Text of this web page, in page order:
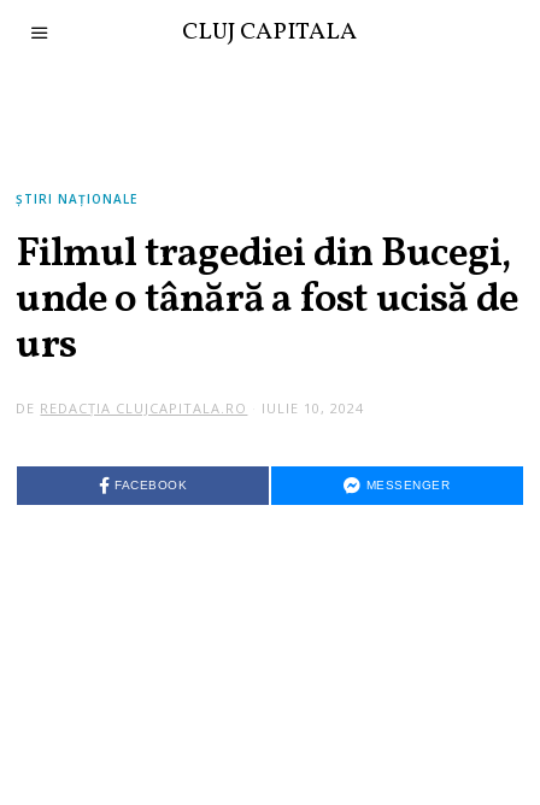
CLUJ CAPITALA
ȘTIRI NAȚIONALE
Filmul tragediei din Bucegi,
unde o tânără a fost ucisă de
urs
DE REDACȚIA CLUJCAPITALA.RO IULIE 10, 2024
FACEBOOK MESSENGER